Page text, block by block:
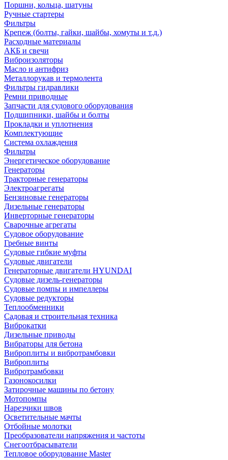
Поршни, кольца, шатуны
Ручные стартеры
Фильтры
Крепеж (болты, гайки, шайбы, хомуты и т.д.)
Расходные материалы
АКБ и свечи
Виброизоляторы
Масло и антифриз
Металлорукав и термолента
Фильтры гидравлики
Ремни приводные
Запчасти для судового оборудования
Подшипники, шайбы и болты
Прокладки и уплотнения
Комплектующие
Система охлаждения
Фильтры
Энергетическое оборудование
Генераторы
Тракторные генераторы
Электроагрегаты
Бензиновые генераторы
Дизельные генераторы
Инверторные генераторы
Сварочные агрегаты
Судовое оборудование
Гребные винты
Судовые гибкие муфты
Судовые двигатели
Генераторные двигатели HYUNDAI
Судовые дизель-генераторы
Судовые помпы и импеллеры
Судовые редукторы
Теплообменники
Садовая и строительная техника
Виброкатки
Дизельные приводы
Вибраторы для бетона
Виброплиты и вибротрамбовки
Виброплиты
Вибротрамбовки
Газонокосилки
Затирочные машины по бетону
Мотопомпы
Нарезчики швов
Осветительные мачты
Отбойные молотки
Преобразователи напряжения и частоты
Снегоотбрасыватели
Тепловое оборудование Master